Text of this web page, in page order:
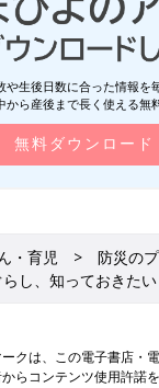
や生後日数に合った情報を
から産後まで長く使える無
無料ダウンロード
・育児
防災の
し、知っておきた
クは、この電子書店・
らコンテンツ使用許諾